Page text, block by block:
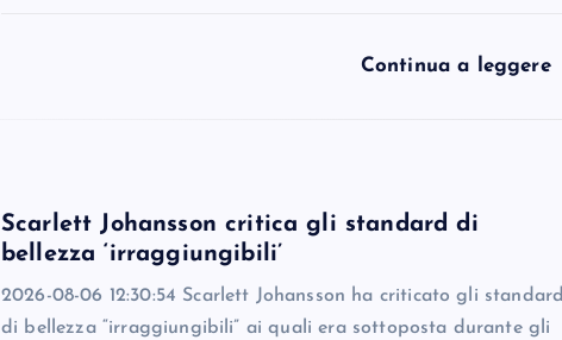
Continua a leggere
Scarlett Johansson critica gli standard di
bellezza ‘irraggiungibili’
2026-08-06 12:30:54 Scarlett Johansson ha criticato gli standard
di bellezza “irraggiungibili” ai quali era sottoposta durante gli